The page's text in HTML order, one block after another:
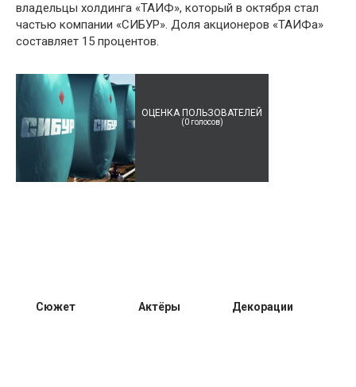
владельцы холдинга «ТАИФ», который в октября стал
частью компании «СИБУР». Доля акционеров «ТАИФа»
составляет 15 процентов.
ОЦЕНКА ПОЛЬЗОВАТЕЛЕЙ
(0голосов)
Сюжет Актёры Декорации